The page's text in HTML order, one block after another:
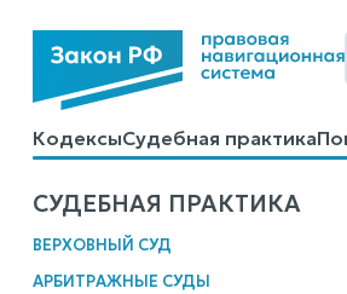
КодексыСудебная практика
КалькуляторыСправочные
СУДЕБНАЯ ПРАКТИКА
ВЕРХОВНЫЙ СУД
АРБИТРАЖНЫЕ СУДЫ